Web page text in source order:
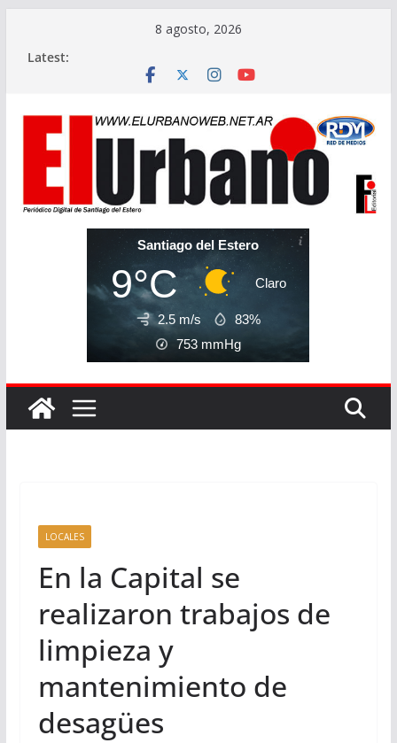
8 agosto, 2026
Latest:
Santiago del Estero
9°C Claro
2.5 m/s
83%
753 mmHg
LOCALES
En la Capital se
realizaron trabajos de
limpieza y
mantenimiento de
desagües